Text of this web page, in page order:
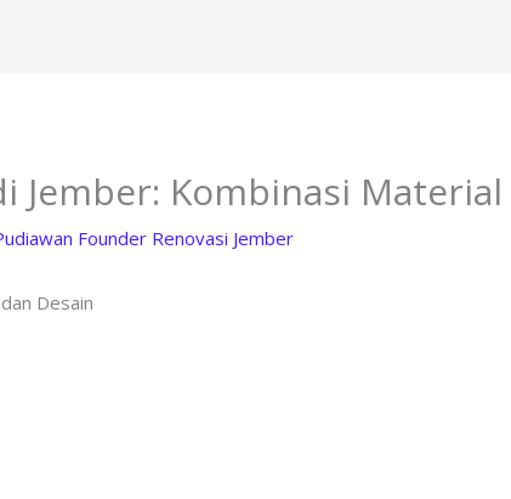
Jember: Kombinasi
Founder Renovasi Jember
Desain